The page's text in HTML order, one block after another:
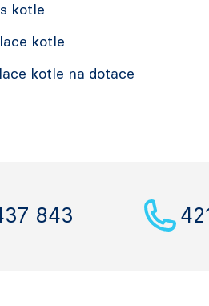
kotle
kotle
kotle na dotace
843